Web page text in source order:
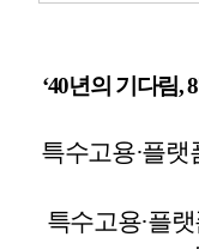
‘40년의 기다림,
특수고용·플랫
특수고용·플